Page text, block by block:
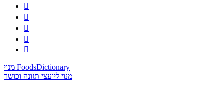





מנוי FoodsDictionary
מנוי ליועצי תזונה וכושר